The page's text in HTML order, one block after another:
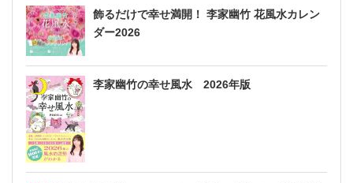
飾るだけで幸せ満開！ 李家幽竹 花風水カレン
ダー2026
李家幽竹の幸せ風水 2026年版